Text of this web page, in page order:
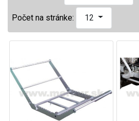
Počet na stránke: 12